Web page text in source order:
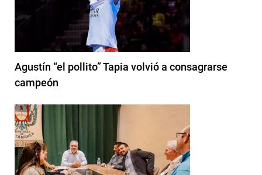
Agustín “el pollito” Tapia volvió a consagrarse
campeón